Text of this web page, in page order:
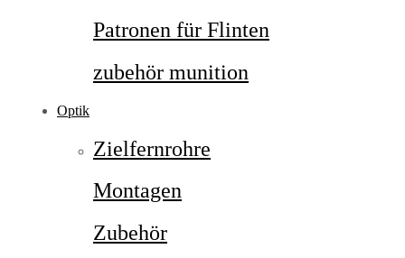
Patronen für Flinten
zubehör munition
Optik
Zielfernrohre
Montagen
Zubehör